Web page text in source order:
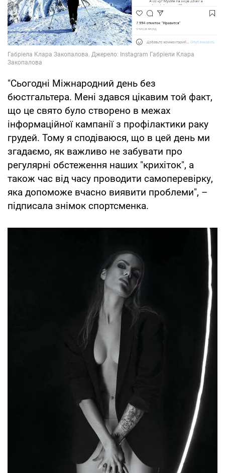
"Сьогодні Міжнародний день без
бюстгальтера. Мені здався цікавим той факт,
що це свято було створено в межах
інформаційної кампанії з профілактики раку
грудей. Тому я сподіваюся, що в цей день ми
згадаємо, як важливо не забувати про
регулярні обстеження наших "крихіток", а
також час від часу проводити самоперевірку,
яка допоможе вчасно виявити проблеми", –
підписала знімок спортсменка.